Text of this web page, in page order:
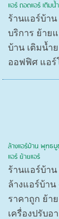
แอร์ ถอดแอร์ เติมน้
ร้านแอร์บ้าน
บริการ ย้าย
บ้าน เติมน้ำ
ออฟฟิศ แอร์
ล้างแอร์บ้าน พุทธบู
แอร์ ย้ายแอร์
ร้านแอร์บ้า
ล้างแอร์บ้า
ราคาถูก ย้า
เครื่องปรับอ